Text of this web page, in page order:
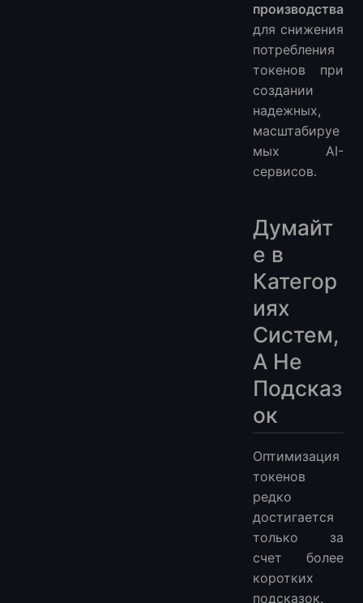
производства
для снижения
потребления
токенов при
создании
надежных,
масштабируе
мых AI-
сервисов.
Думайт
е в
Категор
иях
Систем,
А Не
Подсказ
ок
Оптимизация
токенов
редко
достигается
только за
счет более
коротких
подсказок.